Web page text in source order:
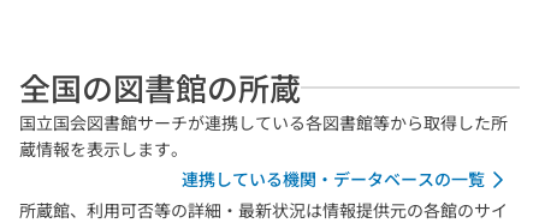
全国の図書館の所蔵
国立国会図書館サーチが連携している各図書館等から取得した所
蔵情報を表示します。
連携している機関・データベースの一覧
所蔵館、利用可否等の詳細・最新状況は情報提供元の各館のサイ